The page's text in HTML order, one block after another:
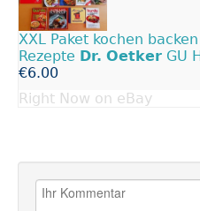
XXL Paket kochen
Rezepte Dr. Oetker GU
€6.00
Right Now on eBay